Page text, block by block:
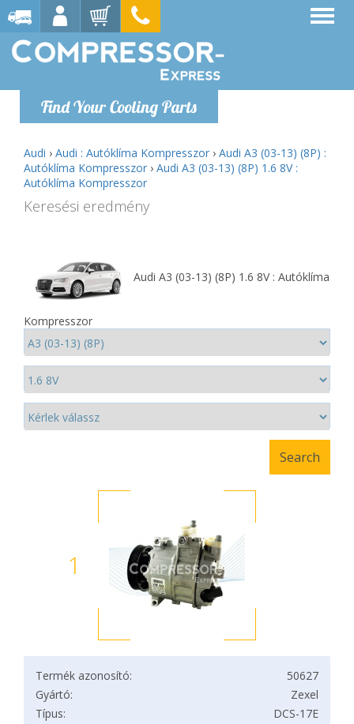
Find Your Cooling Parts
Audi › Audi : Autóklíma Kompresszor › Audi A3 (03-13) (8P) :
Autóklíma Kompresszor › Audi A3 (03-13) (8P) 1.6 8V :
Autóklíma Kompresszor
Keresési eredmény
Audi A3 (03-13) (8P) 1.6 8V : Autóklíma
Kompresszor
1
Termék azonosító:
50627
Gyártó:
Zexel
Típus:
DCS-17E